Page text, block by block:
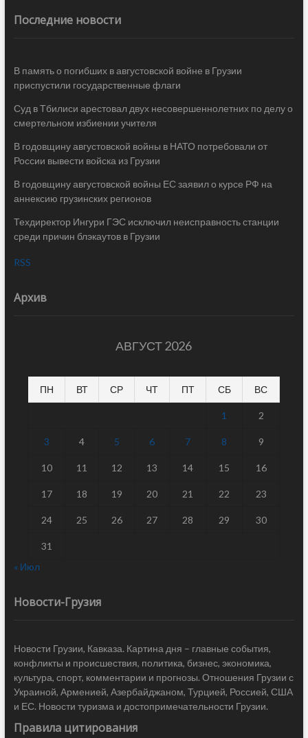
Последние новости
В память о погибших в августовской войне в Грузии
приспустили государственные флаги
Суд в Тбилиси арестовал двух несовершеннолетних по делу о
смертельном избиении учителя
В годовщину августовской войны в НАТО потребовали от
России вывести войска из Грузии
В годовщину августовской войны ЕС заявил о курсе РФ на
аннексию грузинских регионов
Техдиректор Ингури ГЭС исключил неисправность станции
среди причин блэкаутов в Грузии
RSS
Архив
АВГУСТ 2026
ПН ВТ СР ЧТ ПТ СБ ВС
1 2
3 4 5 6 7 8 9
10 11 12 13 14 15 16
17 18 19 20 21 22 23
24 25 26 27 28 29 30
31
« Июл
Новости-Грузия
Новости Грузии, Кавказа. Картина дня – главные события,
конфликты и происшествия, политика, бизнес, экономика,
культура, спорт, комментарии и прогнозы. Отношения Грузии с
Украиной, Арменией, Азербайджаном, Турцией, Россией, США
и ЕС. Новости туризма и достопримечательности Грузии.
Правила цитирования